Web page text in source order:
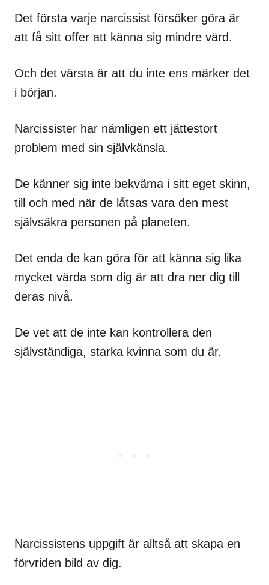
Det första varje narcissist försöker göra är
att få sitt offer att känna sig mindre värd.
Och det värsta är att du inte ens märker det
i början.
Narcissister har nämligen ett jättestort
problem med sin självkänsla.
De känner sig inte bekväma i sitt eget skinn,
till och med när de låtsas vara den mest
självsäkra personen på planeten.
Det enda de kan göra för att känna sig lika
mycket värda som dig är att dra ner dig till
deras nivå.
De vet att de inte kan kontrollera den
självständiga, starka kvinna som du är.
Narcissistens uppgift är alltså att skapa en
förvriden bild av dig.